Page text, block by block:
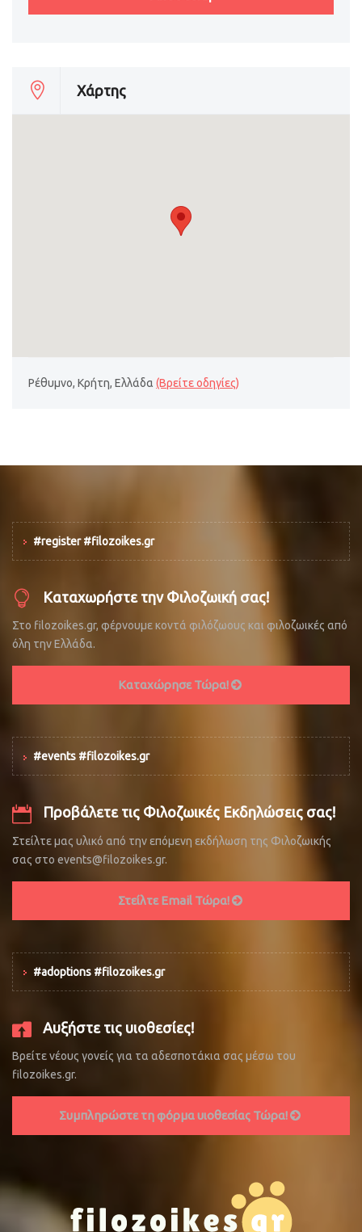
Χάρτης
Ρέθυμνο, Κρήτη, Ελλάδα (Βρείτε οδηγίες)
#register #filozoikes.gr
Καταχωρήστε την Φιλοζωική σας!
Στο filozoikes.gr, φέρνουμε κοντά φιλόζωους και φιλοζωικές από
όλη την Ελλάδα.
Καταχώρησε Τώρα!
#events #filozoikes.gr
Προβάλετε τις Φιλοζωικές Εκδηλώσεις σας!
Στείλτε μας υλικό από την επόμενη εκδήλωση της Φιλοζωικής
σας στο events@filozoikes.gr.
Στείλτε Email Τώρα!
#adoptions #filozoikes.gr
Αυξήστε τις υιοθεσίες!
Βρείτε νέους γονείς για τα αδεσποτάκια σας μέσω του
filozoikes.gr.
Συμπληρώστε τη φόρμα υιοθεσίας Τώρα!